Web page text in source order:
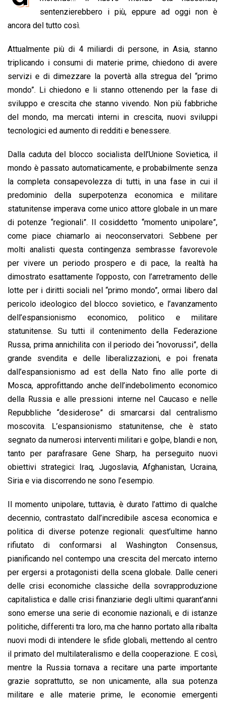
o
k
s
A
p
e
d
n
a
l
L
k
t
sentenzierebbero i più, eppure ad oggi non è
ancora del tutto così.
Attualmente più di 4 miliardi di persone, in Asia, stanno
triplicando i consumi di materie prime, chiedono di avere
servizi e di dimezzare la povertà alla stregua del “primo
mondo”. Li chiedono e li stanno ottenendo per la fase di
sviluppo e crescita che stanno vivendo. Non più fabbriche
del mondo, ma mercati interni in crescita, nuovi sviluppi
tecnologici ed aumento di redditi e benessere.
Dalla caduta del blocco socialista dell’Unione Sovietica, il
mondo è passato automaticamente, e probabilmente senza
la completa consapevolezza di tutti, in una fase in cui il
predominio della superpotenza economica e militare
statunitense imperava come unico attore globale in un mare
di potenze “regionali”. Il cosiddetto “momento unipolare”,
come piace chiamarlo ai neoconservatori. Sebbene per
molti analisti questa contingenza sembrasse favorevole
per vivere un periodo prospero e di pace, la realtà ha
dimostrato esattamente l’opposto, con l’arretramento delle
lotte per i diritti sociali nel “primo mondo”, ormai libero dal
pericolo ideologico del blocco sovietico, e l’avanzamento
dell’espansionismo economico, politico e militare
statunitense. Su tutti il contenimento della Federazione
Russa, prima annichilita con il periodo dei “novorussi”, della
grande svendita e delle liberalizzazioni, e poi frenata
dall’espansionismo ad est della Nato fino alle porte di
Mosca, approfittando anche dell’indebolimento economico
della Russia e alle pressioni interne nel Caucaso e nelle
Repubbliche “desiderose” di smarcarsi dal centralismo
moscovita. L’espansionismo statunitense, che è stato
segnato da numerosi interventi militari e golpe, blandi e non,
tanto per parafrasare Gene Sharp, ha perseguito nuovi
obiettivi strategici: Iraq, Jugoslavia, Afghanistan, Ucraina,
Siria e via discorrendo ne sono l’esempio.
Il momento unipolare, tuttavia, è durato l’attimo di qualche
decennio, contrastato dall’incredibile ascesa economica e
politica di diverse potenze regionali: quest’ultime hanno
rifiutato di conformarsi al Washington Consensus,
pianificando nel contempo una crescita del mercato interno
per ergersi a protagonisti della scena globale. Dalle ceneri
delle crisi economiche classiche della sovrapproduzione
capitalistica e dalle crisi finanziarie degli ultimi quarant’anni
sono emerse una serie di economie nazionali, e di istanze
politiche, differenti tra loro, ma che hanno portato alla ribalta
nuovi modi di intendere le sfide globali, mettendo al centro
il primato del multilateralismo e della cooperazione. E così,
mentre la Russia tornava a recitare una parte importante
grazie soprattutto, se non unicamente, alla sua potenza
militare e alle materie prime, le economie emergenti